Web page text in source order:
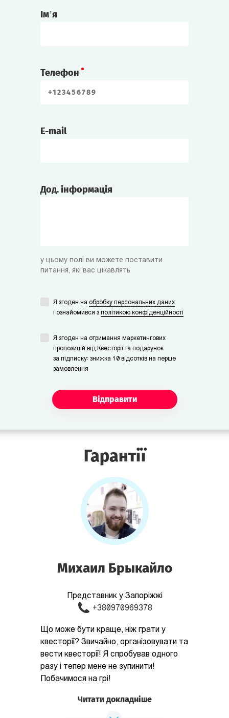
Ім’я
Телефон
E-mail
Дод. інформація
у цьому полі ви можете поставити
питання, які вас цікавлять
Я згоден на обробку персональних даних
i ознайомився з політикою конфіденційності
Я згоден на отримання маркетингових
пропозицій від Квесторії та подарунок
за підписку: знижка 10 відсотків на перше
замовлення
Відправити
Гарантії
Михаил Брыкайло
Представник у Запоріжжі
+380970969378
Що може бути краще, ніж грати у
квесторії? Звичайно, організовувати та
вести квесторії! Я спробував одного
разу і тепер мене не зупинити!
Побачимося на грі!
Читати докладніше